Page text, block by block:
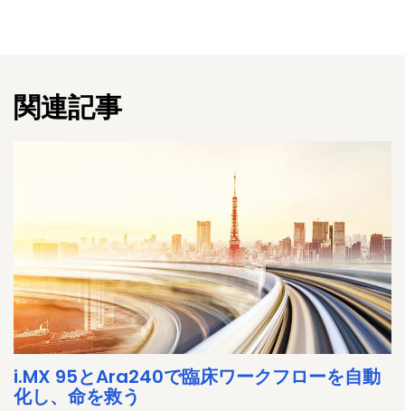
関連記事
i.MX 95とAra240で臨床ワークフローを自動
化し、命を救う